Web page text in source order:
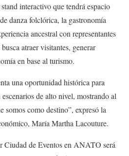
interactivo que tendrá espacio
danza folclórica, la gastronomía
ancestral con representantes
atraer visitantes, generar
en base al turismo.
una oportunidad histórica para
de alto nivel, mostrando al
somos como destino”, expresó la
María Martha Lacouture.
Ciudad de Eventos en ANATO será